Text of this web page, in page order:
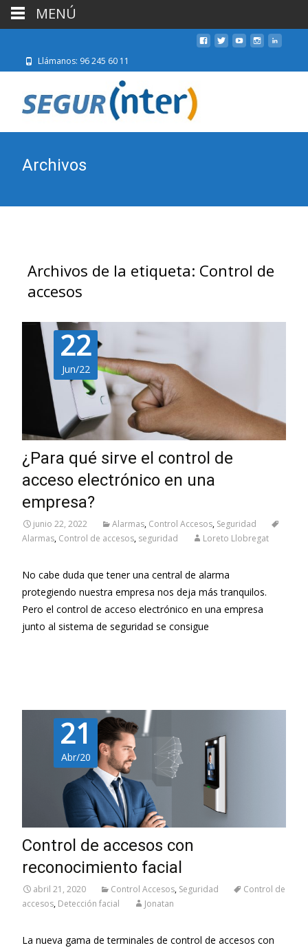
Llámanos: 96 245 60 11
Archivos
Archivos de la etiqueta: Control de
accesos
22
Jun/22
¿Para qué sirve el control de
acceso electrónico en una
empresa?
junio 22, 2022 Alarmas, Control Accesos, Seguridad
Alarmas, Control de accesos, seguridad Loreto Llobregat
No cabe duda que tener una central de alarma
protegiendo nuestra empresa nos deja más tranquilos.
Pero el control de acceso electrónico en una empresa
junto al sistema de seguridad se consigue
21
Abr/20
Control de accesos con
reconocimiento facial
abril 21, 2020 Control Accesos, Seguridad
Control de
accesos, Detección facial Jonatan
La nueva gama de terminales de control de accesos con
MENÚ